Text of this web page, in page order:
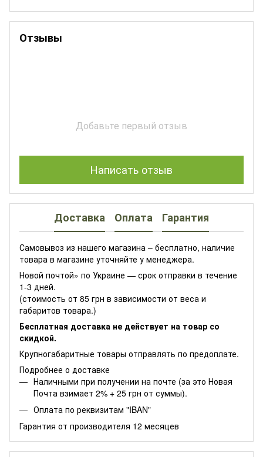
Отзывы
Добавьте первый отзыв
Написать отзыв
Доставка Оплата Гарантия
Самовывоз из нашего магазина – бесплатно, наличие
товара в магазине уточняйте у менеджера.
Новой почтой» по Украине — срок отправки в течение
1-3 дней.
(стоимость от 85 грн в зависимости от веса и
габаритов товара.)
Бесплатная доставка не действует на товар со
скидкой.
Крупногабаритные товары отправлять по предоплате.
Подробнее о доставке
Наличными при получении на почте (за это Новая
Почта взимает 2% + 25 грн от суммы).
Оплата по реквизитам "IBAN"
Гарантия от производителя 12 месяцев